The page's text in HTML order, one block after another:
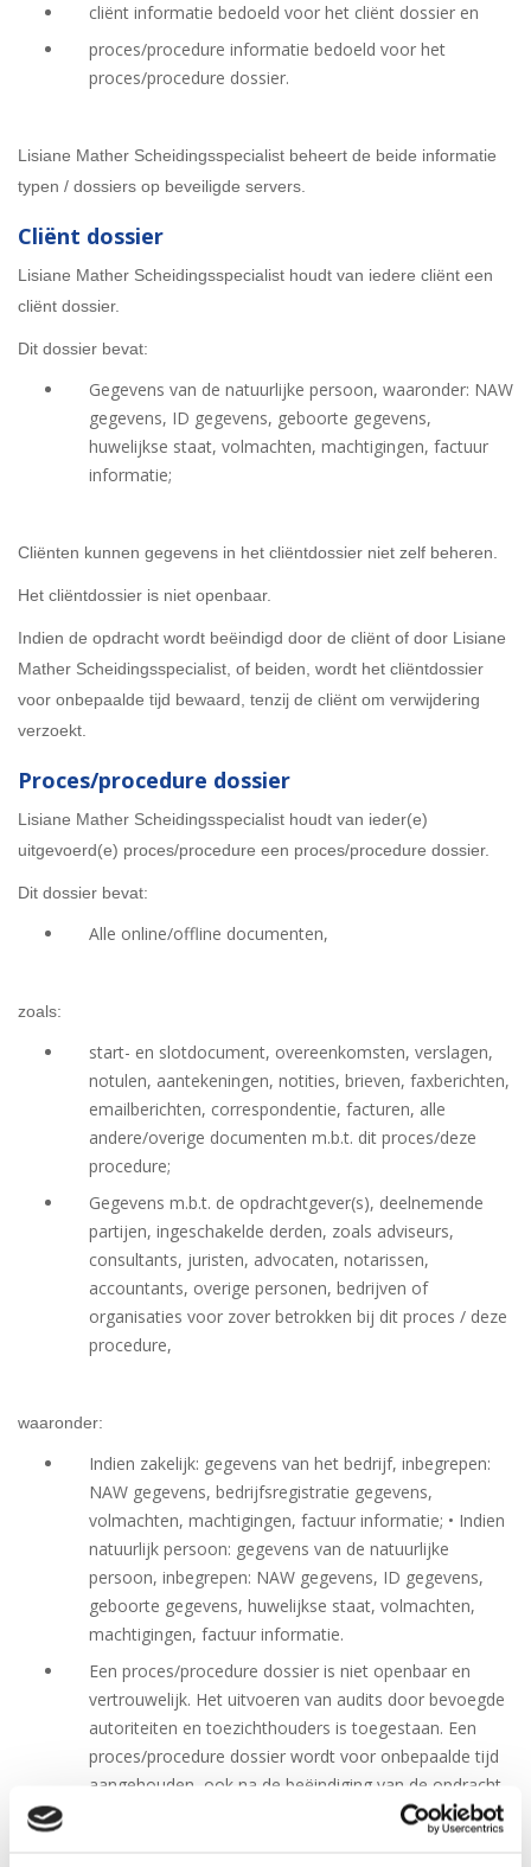
cliënt informatie bedoeld voor het cliënt dossier en
proces/procedure informatie bedoeld voor het
proces/procedure dossier.
Lisiane Mather Scheidingsspecialist beheert de beide informatie
typen / dossiers op beveiligde servers.
Cliënt dossier
Lisiane Mather Scheidingsspecialist houdt van iedere cliënt een
cliënt dossier.
Dit dossier bevat:
Gegevens van de natuurlijke persoon, waaronder: NAW
gegevens, ID gegevens, geboorte gegevens,
huwelijkse staat, volmachten, machtigingen, factuur
informatie;
Cliënten kunnen gegevens in het cliëntdossier niet zelf beheren.
Het cliëntdossier is niet openbaar.
Indien de opdracht wordt beëindigd door de cliënt of door Lisiane
Mather Scheidingsspecialist, of beiden, wordt het cliëntdossier
voor onbepaalde tijd bewaard, tenzij de cliënt om verwijdering
verzoekt.
Proces/procedure dossier
Lisiane Mather Scheidingsspecialist houdt van ieder(e)
uitgevoerd(e) proces/procedure een proces/procedure dossier.
Dit dossier bevat:
Alle online/offline documenten,
zoals:
start- en slotdocument, overeenkomsten, verslagen,
notulen, aantekeningen, notities, brieven, faxberichten,
emailberichten, correspondentie, facturen, alle
andere/overige documenten m.b.t. dit proces/deze
procedure;
Gegevens m.b.t. de opdrachtgever(s), deelnemende
partijen, ingeschakelde derden, zoals adviseurs,
consultants, juristen, advocaten, notarissen,
accountants, overige personen, bedrijven of
organisaties voor zover betrokken bij dit proces / deze
procedure,
waaronder:
Indien zakelijk: gegevens van het bedrijf, inbegrepen:
NAW gegevens, bedrijfsregistratie gegevens,
volmachten, machtigingen, factuur informatie; • Indien
natuurlijk persoon: gegevens van de natuurlijke
persoon, inbegrepen: NAW gegevens, ID gegevens,
geboorte gegevens, huwelijkse staat, volmachten,
machtigingen, factuur informatie.
Een proces/procedure dossier is niet openbaar en
vertrouwelijk. Het uitvoeren van audits door bevoegde
autoriteiten en toezichthouders is toegestaan. Een
proces/procedure dossier wordt voor onbepaalde tijd
aangehouden, ook na de beëindiging van de opdracht,